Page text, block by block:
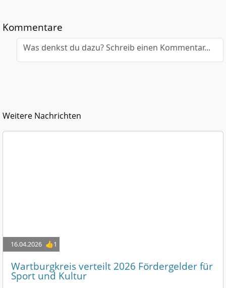
Kommentare
Was denkst du dazu? Schreib einen Kommentar...
Weitere Nachrichten
16.04.2026 👍1
Wartburgkreis verteilt 2026 Fördergelder für
Sport und Kultur